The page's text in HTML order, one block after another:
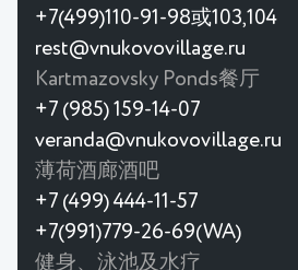
+7(499)110-91-98或103,104
rest@vnukovovillage.ru
Kartmazovsky Ponds餐厅
+7 (985) 159-14-07
veranda@vnukovovillage.ru
薄荷酒廊酒吧
+7 (499) 444-11-57
+7(991)779-26-69(WA)
健身、泳池及水疗